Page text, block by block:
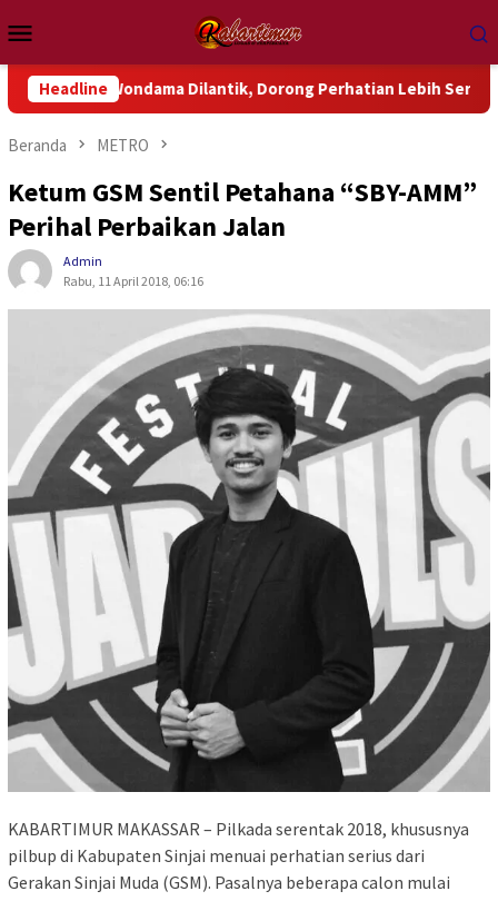
ke
kontenMobile
Headline
Wondama Dilantik, Dorong Perhatian Lebih Serius Terhadap
Beranda METRO
Ketum GSM Sentil Petahana “SBY-AMM”
Perihal Perbaikan Jalan
Admin
Rabu, 11 April 2018, 06:16
KABARTIMUR MAKASSAR – Pilkada serentak 2018, khususnya
pilbup di Kabupaten Sinjai menuai perhatian serius dari
Gerakan Sinjai Muda (GSM). Pasalnya beberapa calon mulai